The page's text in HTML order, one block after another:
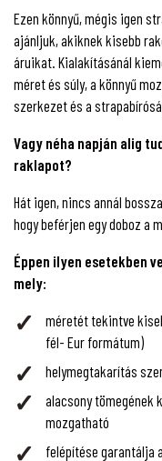
Ezen könnyű, mégis igen
ajánljuk, akiknek kisebb
áruikat. Kialakításánál
méret és súly, a könnyű
szerkezet és a
Vagy néha napján alig
raklapot?
Hát igen, nincs annál
hogy beférjen egy doboz a
Éppen ilyen esetekben
mely:
méretét tekintve
fél- Eur formátum)
helymegtakarítás
alacsony tömegének
mozgatható
felépítése garantálja